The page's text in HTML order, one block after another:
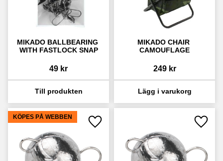
MIKADO BALLBEARING
WITH FASTLOCK SNAP
49 kr
MIKADO CHAIR
CAMOUFLAGE
249kr
KÖPES PÅ WEBBEN
Lägg till i favoriter Lägg